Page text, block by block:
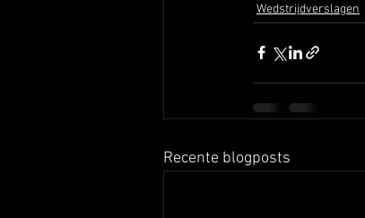
Wedstrijdverslagen
Recente blogposts